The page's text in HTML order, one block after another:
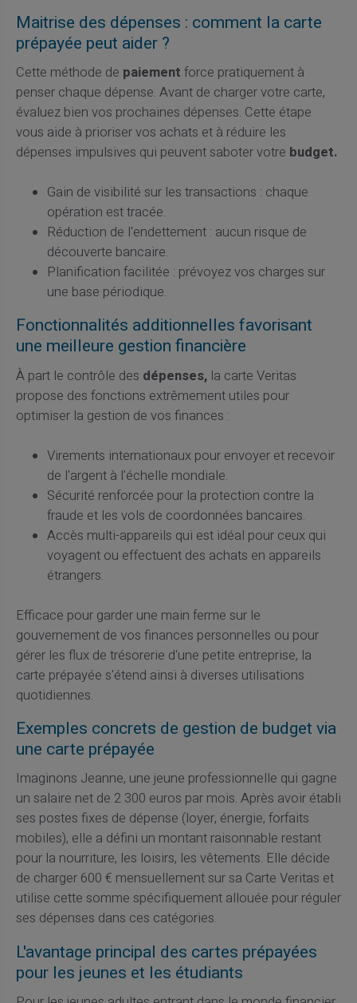
Maitrise des dépenses : comment la carte
prépayée peut aider ?
Cette méthode de paiement force pratiquement à
penser chaque dépense. Avant de charger votre carte,
évaluez bien vos prochaines dépenses. Cette étape
vous aide à prioriser vos achats et à réduire les
dépenses impulsives qui peuvent saboter votre budget.
Gain de visibilité sur les transactions : chaque
opération est tracée.
Réduction de l'endettement : aucun risque de
découverte bancaire.
Planification facilitée : prévoyez vos charges sur
une base périodique.
Fonctionnalités additionnelles favorisant
une meilleure gestion financière
À part le contrôle des dépenses,la carte Veritas
propose des fonctions extrêmement utiles pour
optimiser la gestion de vos finances :
Virements internationaux pour envoyer et recevoir
de l'argent à l'échelle mondiale.
Sécurité renforcée pour la protection contre la
fraude et les vols de coordonnées bancaires.
Accès multi-appareils qui est idéal pour ceux qui
voyagent ou effectuent des achats en appareils
étrangers.
Efficace pour garder une main ferme sur le
gouvernement de vos finances personnelles ou pour
gérer les flux de trésorerie d'une petite entreprise, la
carte prépayée s'étend ainsi à diverses utilisations
quotidiennes.
Exemples concrets de gestion de budget via
une carte prépayée
Imaginons Jeanne, une jeune professionnelle qui gagne
un salaire net de 2 300 euros par mois. Après avoir établi
ses postes fixes de dépense (loyer, énergie, forfaits
mobiles), elle a défini un montant raisonnable restant
pour la nourriture, les loisirs, les vêtements. Elle décide
de charger 600 € mensuellement sur sa Carte Veritas et
utilise cette somme spécifiquement allouée pour réguler
ses dépenses dans ces catégories.
L'avantage principal des cartes prépayées
pour les jeunes et les étudiants